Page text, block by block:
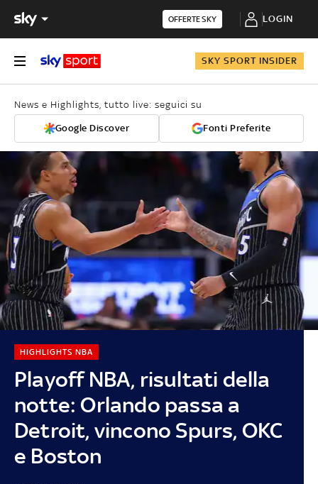
OFFERTE SKY LOGIN
SKY SPORT INSIDER
News e Highlights, tutto live: seguici su
Google Discover Fonti Preferite
Playoff NBA, risultati della
notte: Orlando passa a
Detroit, vincono Spurs, OKC
e Boston
HIGHLIGHTS NBA